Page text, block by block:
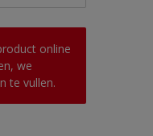
online
we
te vullen.